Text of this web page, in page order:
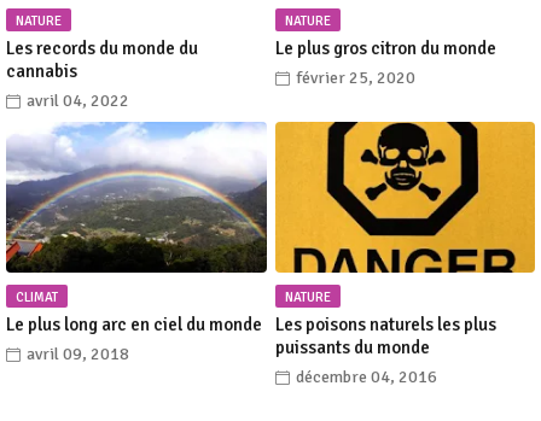
NATURE
Les records du monde du
cannabis
avril 04, 2022
NATURE
Le plus gros citron du monde
février 25, 2020
CLIMAT
Le plus long arc en ciel du monde
avril 09, 2018
NATURE
Les poisons naturels les plus
puissants du monde
décembre 04, 2016